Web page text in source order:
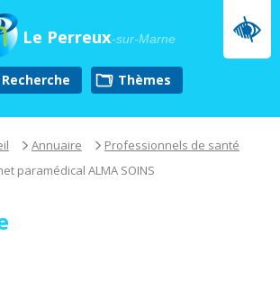
Le Perreux-sur-Marne
Recherche thèmes
Annuaire
Professionnels de santé
paramédical ALMA SOINS